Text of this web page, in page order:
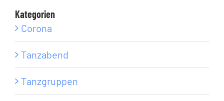
Kategorien
Corona
Tanzabend
Tanzgruppen